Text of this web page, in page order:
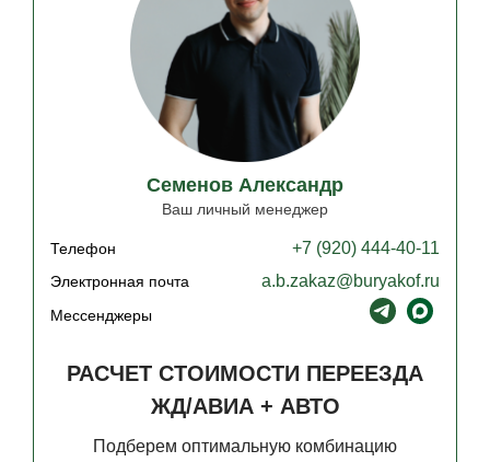
РАСЧЕТ СТОИМОСТИ ПЕРЕЕЗДА
ЖД/АВИА + АВТО
Подберем оптимальную комбинацию
Семенов Александр
Ваш личный менеджер
Телефон +7 (920) 444-40-11
Электронная почта a.b.zakaz@buryakof.ru
Мессенджеры